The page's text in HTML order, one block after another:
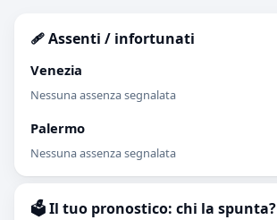
🩹 Assenti / infortunati
Venezia
Nessuna assenza segnalata
Palermo
Nessuna assenza segnalata
🗳️ Il tuo pronostico: chi la spunta?